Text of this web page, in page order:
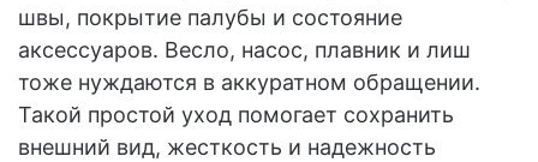
швы, покрытие палубы и состояние
аксессуаров. Весло, насос, плавник и лиш
тоже нуждаются в аккуратном обращении.
Такой простой уход помогает сохранить
внешний вид, жесткость и надежность